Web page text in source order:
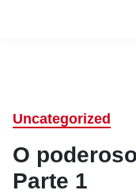
Uncategorized
O
Parte 1